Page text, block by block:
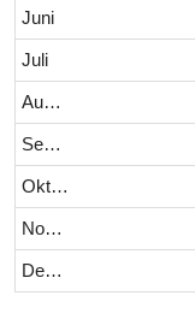
Juni
Juli
August
September
Oktober
November
Dezember